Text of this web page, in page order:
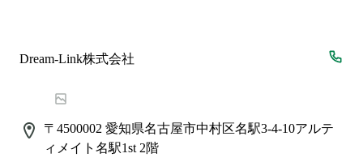
Dream-Link株式会社
〒4500002 愛知県名古屋市中村区名駅3-4-10アルテ
ィメイト名駅1st 2階